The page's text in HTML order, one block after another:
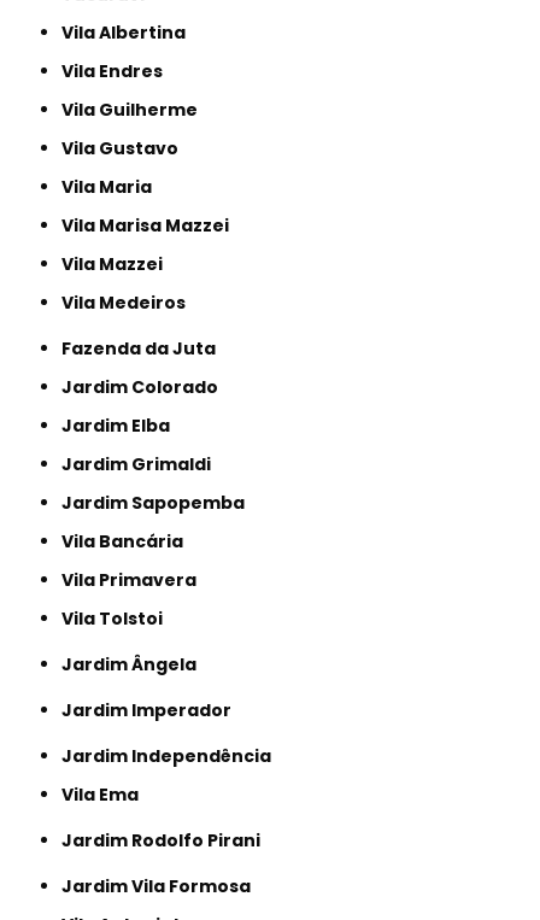
Vila Albertina
Vila Endres
Vila Guilherme
Vila Gustavo
Vila Maria
Vila Marisa Mazzei
Vila Mazzei
Vila Medeiros
Fazenda da Juta
Jardim Colorado
Jardim Elba
Jardim Grimaldi
Jardim Sapopemba
Vila Bancária
Vila Primavera
Vila Tolstoi
Jardim Ângela
Jardim Imperador
Jardim Independência
Vila Ema
Jardim Rodolfo Pirani
Jardim Vila Formosa